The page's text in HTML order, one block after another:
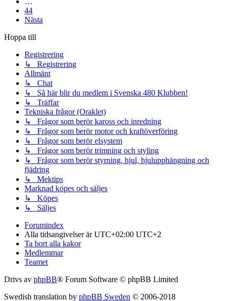
44
Nästa
Hoppa till
Registrering
↳ Registrering
Allmänt
↳ Chat
↳ Så här blir du medlem i Svenska 480 Klubben!
↳ Träffar
Tekniska frågor (Oraklet)
↳ Frågor som berör kaross och inredning
↳ Frågor som berör motor och kraftöverföring
↳ Frågor som berör elsystem
↳ Frågor som berör trimning och styling
↳ Frågor som berör styrning, hjul, hjulupphängning och
fjädring
↳ Mektips
Marknad köpes och säljes
↳ Köpes
↳ Säljes
Forumindex
Alla tidsangivelser är UTC+02:00 UTC+2
Ta bort alla kakor
Medlemmar
Teamet
Drivs av phpBB® Forum Software © phpBB Limited
Swedish translation by phpBB Sweden © 2006-2018